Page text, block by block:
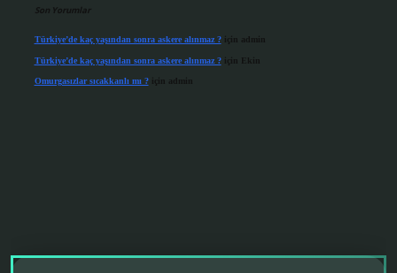
Son Yorumlar
Türkiye’de kaç yaşından sonra askere alınmaz ?için admin
Türkiye’de kaç yaşından sonra askere alınmaz ?için Ekin
Omurgasızlar sıcakkanlı mı ?için admin